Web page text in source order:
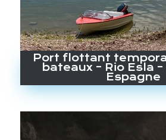
Port flottant
bateaux – Rio Esla
Espagne